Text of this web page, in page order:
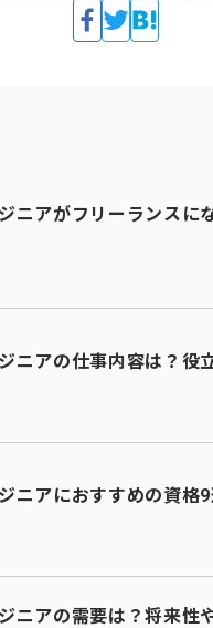
ニアがフリーランスに
ニアの仕事内容は？役
ニアにおすすめの資格
ニアの需要は？将来性